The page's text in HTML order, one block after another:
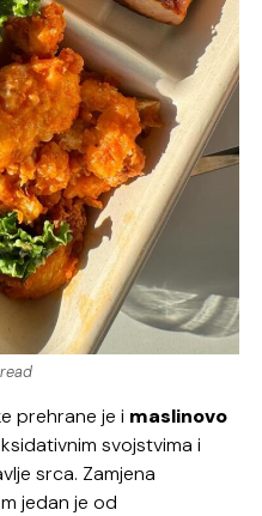
prehrane je i maslinovo
svojstvima i
srca. Zamjena
jedan je od